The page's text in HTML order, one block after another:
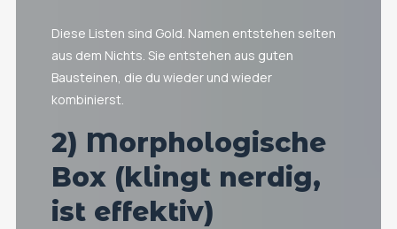
Diese Listen sind Gold. Namen entstehen selten
aus dem Nichts. Sie entstehen aus guten
Bausteinen, die du wieder und wieder
kombinierst.
2) Morphologische
Box (klingt nerdig,
ist effektiv)